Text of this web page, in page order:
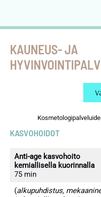
KAUNEUS- JA
KASVOHOIDOT
Anti-age kasvohoito
kemiallisella kuorinnalla
75 min
(alkupuhdistus,